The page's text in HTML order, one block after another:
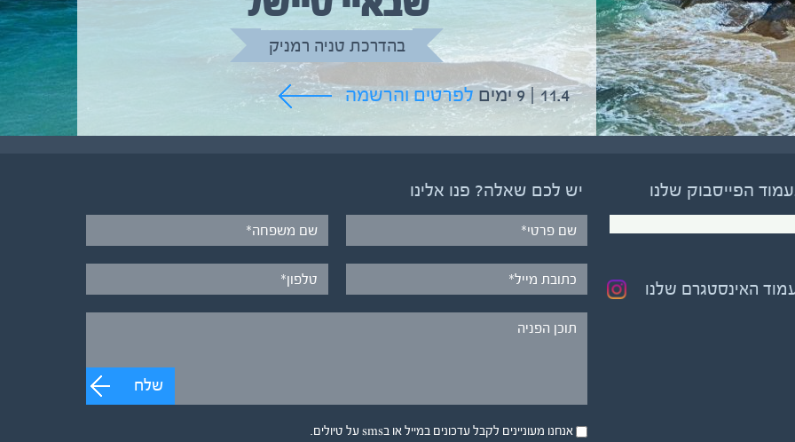
בהדרכת טניה רמניק
11.4 | 9 ימים לפרטים והרשמה
בהדרכת גיל יניב
5.6 | 12 ימים לפרטים והרשמה
הפייסבוק שלנו
האינסטגרם שלנו
יש לכם שאלה? פנו אלינו
שלח
אנחנו מעוניינים לקבל עדכונים במייל או בsms על טיולים.